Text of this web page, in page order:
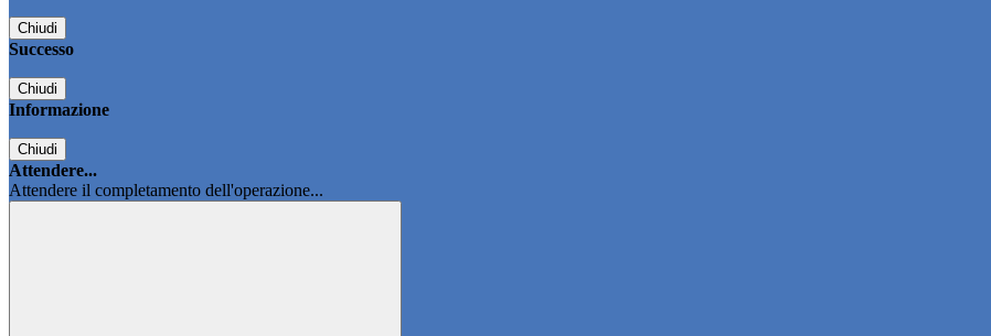
Chiudi
Successo
Chiudi
Informazione
Chiudi
Attendere...
Attendere il completamento dell'operazione...